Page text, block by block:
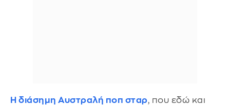
Η διάσημη Αυστραλή ποπ σταρ, που εδώ και